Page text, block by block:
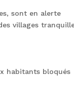
sont en alerte
villages
habitants bloqués